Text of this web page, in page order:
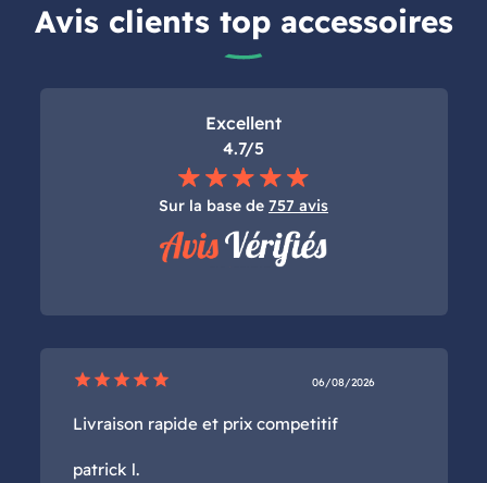
Avis clients top accessoires
Excellent
4.7/5
Sur la base de 757 avis
star star star star star 06/08/2026
Livraison rapide et prix competitif
patrick l.